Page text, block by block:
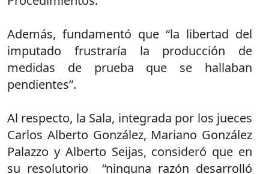
Además, fundamentó que “la libertad del
imputado frustraría la producción de
medidas de prueba que se hallaban
pendientes”.
Al respecto, la Sala, integrada por los jueces
Carlos Alberto González, Mariano González
Palazzo y Alberto Seijas, consideró que en
su resolutorio “ninguna razón desarrolló